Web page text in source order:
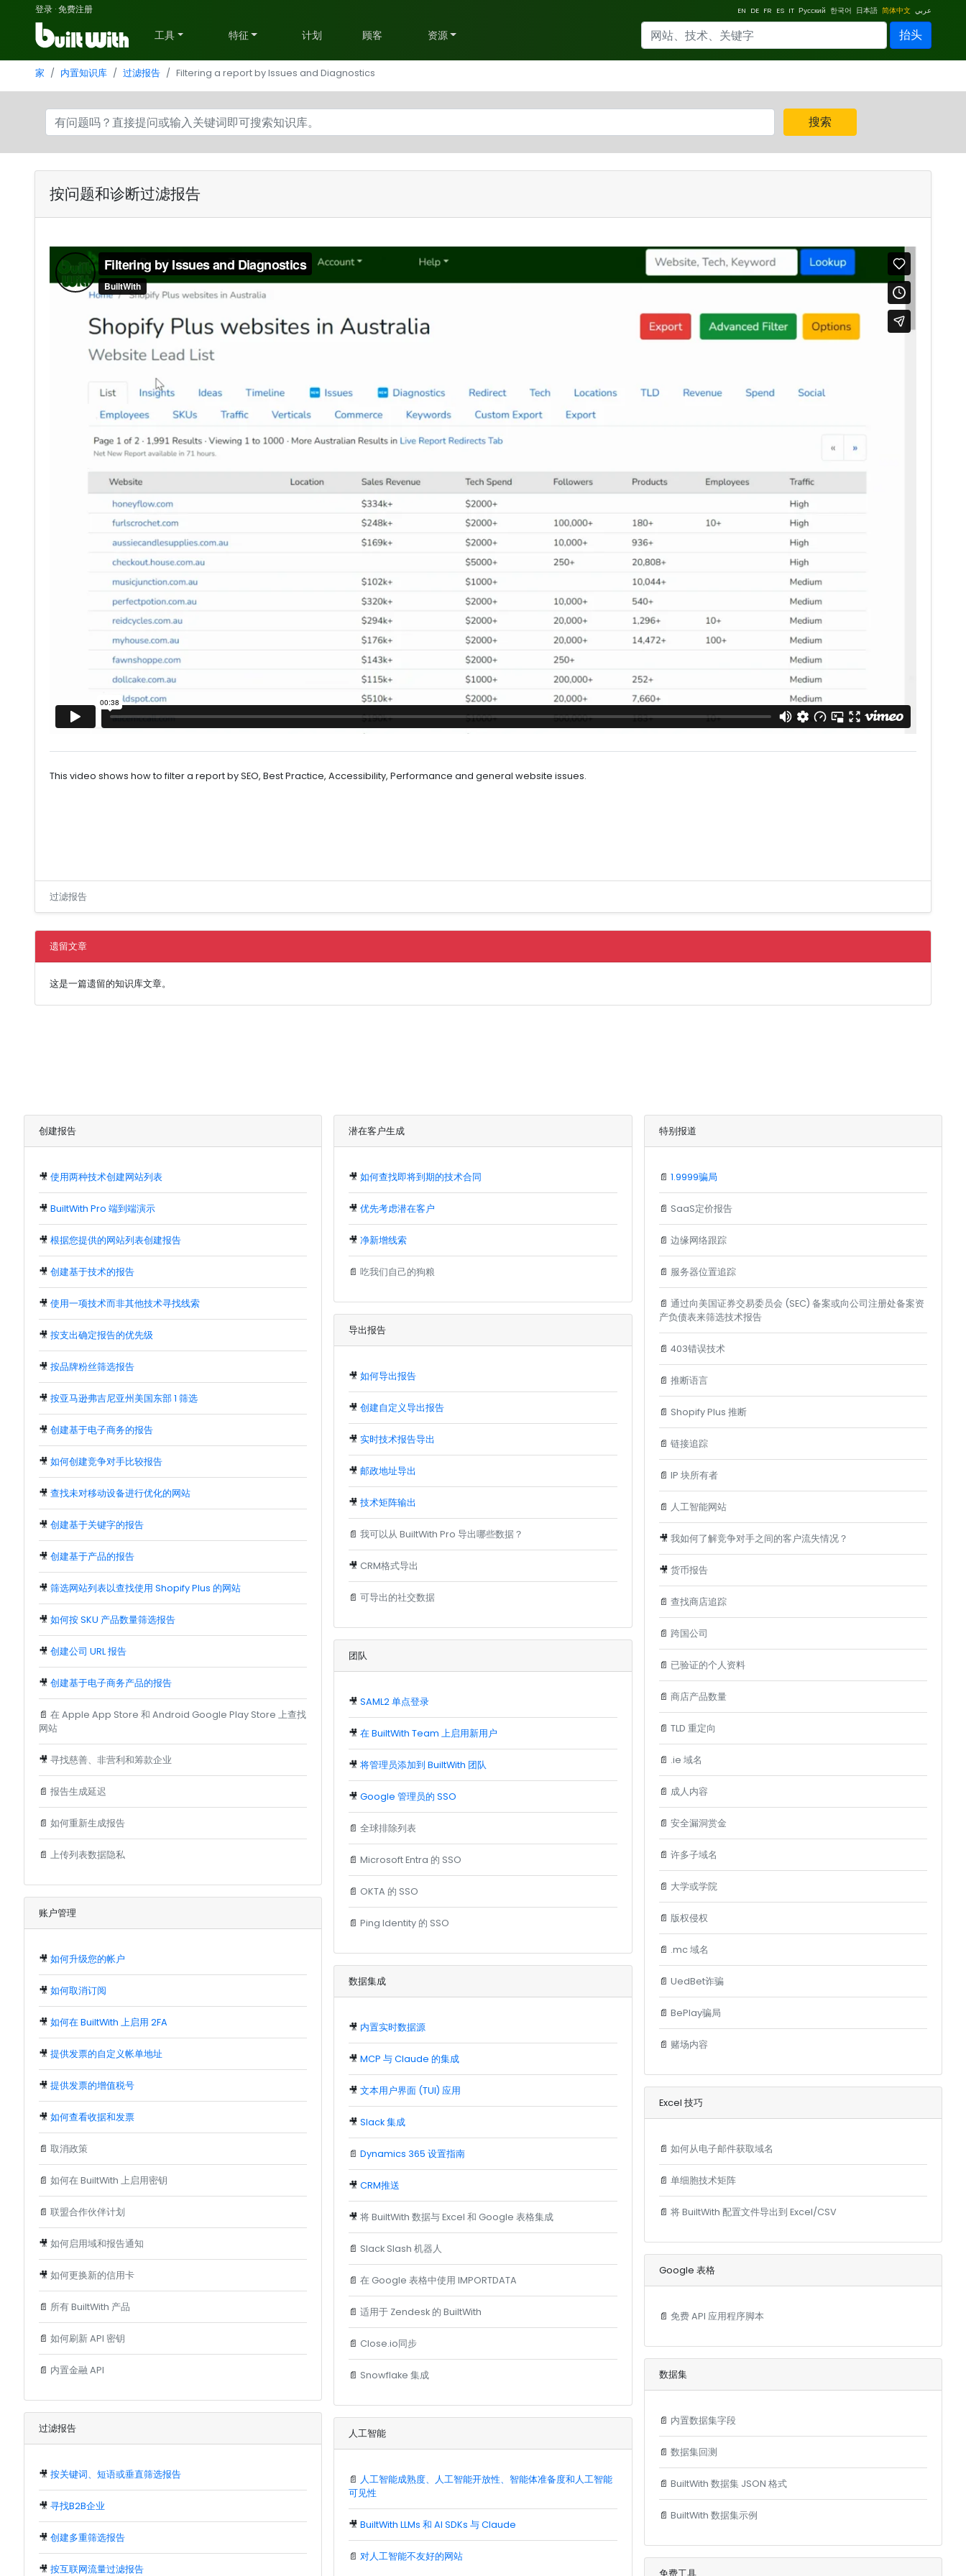
登录 ·免费注册 EN DE FR ES IT Русский 한국어 日本語 简体中文 عربي
工具 特征 计划 顾客 资源 抬头
家 内置知识库 过滤报告 Filtering a report by Issues and Diagnostics
搜索
按问题和诊断过滤报告
This video shows how to filter a report by SEO, Best Practice, Accessibility, Performance and general website issues.
过滤报告
遗留文章
这是一篇遗留的知识库文章。
创建报告
🎥 使用两种技术创建网站列表
🎥 BuiltWith Pro 端到端演示
🎥 根据您提供的网站列表创建报告
🎥 创建基于技术的报告
🎥 使用一项技术而非其他技术寻找线索
🎥 按支出确定报告的优先级
🎥 按品牌粉丝筛选报告
🎥 按亚马逊弗吉尼亚州美国东部 1 筛选
🎥 创建基于电子商务的报告
🎥 如何创建竞争对手比较报告
🎥 查找未对移动设备进行优化的网站
🎥 创建基于关键字的报告
🎥 创建基于产品的报告
🎥 筛选网站列表以查找使用 Shopify Plus 的网站
🎥 如何按 SKU 产品数量筛选报告
🎥 创建公司 URL 报告
🎥 创建基于电子商务产品的报告
📄 在 Apple App Store 和 Android Google Play Store 上查找
网站
🎥 寻找慈善、非营利和筹款企业
📄 报告生成延迟
📄 如何重新生成报告
📄 上传列表数据隐私
账户管理
🎥 如何升级您的帐户
🎥 如何取消订阅
🎥 如何在 BuiltWith 上启用 2FA
🎥 提供发票的自定义帐单地址
🎥 提供发票的增值税号
🎥 如何查看收据和发票
📄 取消政策
📄 如何在 BuiltWith 上启用密钥
📄 联盟合作伙伴计划
🎥 如何启用域和报告通知
🎥 如何更换新的信用卡
📄 所有 BuiltWith 产品
📄 如何刷新 API 密钥
📄 内置金融 API
过滤报告
🎥 按关键词、短语或垂直筛选报告
🎥 寻找B2B企业
🎥 创建多重筛选报告
🎥 按互联网流量过滤报告
潜在客户生成
🎥如何查找即将到期的技术合同
🎥优先考虑潜在客户
🎥净新增线索
📄吃我们自己的狗粮
导出报告
🎥如何导出报告
🎥创建自定义导出报告
🎥实时技术报告导出
🎥邮政地址导出
🎥技术矩阵输出
📄我可以从 BuiltWith Pro 导出哪些数据？
🎥 CRM格式导出
📄可导出的社交数据
团队
🎥SAML2 单点登录
🎥在 BuiltWith Team 上启用新用户
🎥将管理员添加到 BuiltWith 团队
🎥Google 管理员的 SSO
📄全球排除列表
📄Microsoft Entra 的 SSO
📄 OKTA 的 SSO
📄Ping Identity 的 SSO
数据集成
🎥 内置实时数据源
🎥MCP 与 Claude 的集成
🎥文本用户界面 (TUI) 应用
🎥Slack 集成
📄Dynamics 365 设置指南
🎥CRM推送
🎥将 BuiltWith 数据与 Excel 和 Google 表格集成
📄 Slack Slash 机器人
📄在 Google 表格中使用 IMPORTDATA
📄适用于 Zendesk 的 BuiltWith
📄 Close.io同步
📄 Snowflake 集成
人工智能
📄 人工智能成熟度、人工智能开放性、智能体准备度和人工智能
可见性
🎥BuiltWith LLMs 和 AI SDKs 与 Claude
📄对人工智能不友好的网站
特别报道
📄 1.9999骗局
📄 SaaS定价报告
📄 边缘网络跟踪
📄 服务器位置追踪
📄 通过向美国证券交易委员会 (SEC) 备案或向公司注册处备案资
产负债表来筛选技术报告
📄 403错误技术
📄 推断语言
📄 Shopify Plus 推断
📄 链接追踪
📄 IP 块所有者
📄 人工智能网站
🎥 我如何了解竞争对手之间的客户流失情况？
🎥 货币报告
📄 查找商店追踪
📄 跨国公司
📄 已验证的个人资料
📄 商店产品数量
📄 TLD 重定向
📄 .ie 域名
📄 成人内容
📄 安全漏洞赏金
📄 许多子域名
📄 大学或学院
📄 版权侵权
📄 .mc 域名
📄 UedBet诈骗
📄 BePlay骗局
📄 赌场内容
Excel 技巧
📄 如何从电子邮件获取域名
📄 单细胞技术矩阵
📄 将 BuiltWith 配置文件导出到 Excel/CSV
Google 表格
📄 免费 API 应用程序脚本
数据集
📄 内置数据集字段
📄 数据集回测
📄 BuiltWith 数据集 JSON 格式
📄 BuiltWith 数据集示例